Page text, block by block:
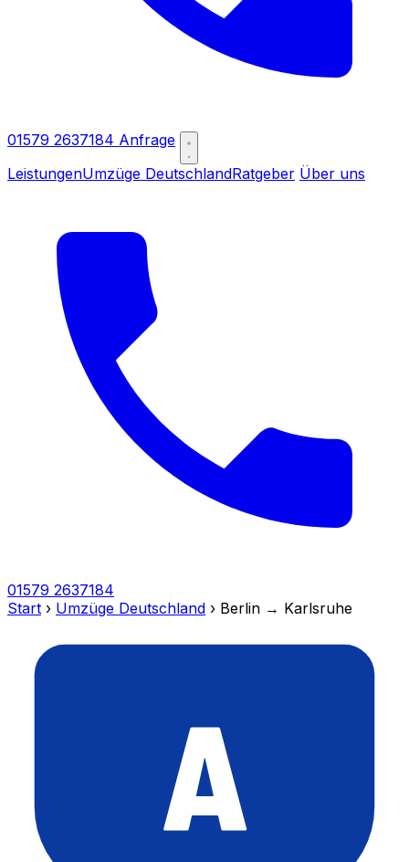
01579 2637184 Anfrage
LeistungenUmzüge DeutschlandRatgeber Über uns
01579 2637184
Start › Umzüge Deutschland › Berlin → Karlsruhe
A